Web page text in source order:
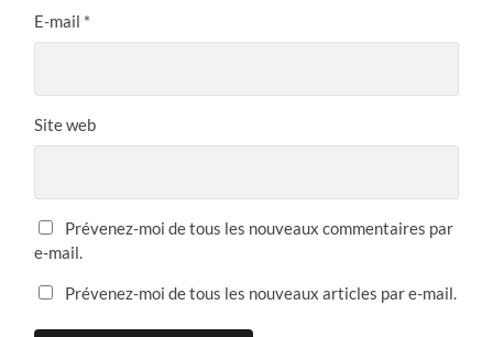
E-mail *
Site web
Prévenez-moi de tous les nouveaux commentaires par
e-mail.
Prévenez-moi de tous les nouveaux articles par e-mail.